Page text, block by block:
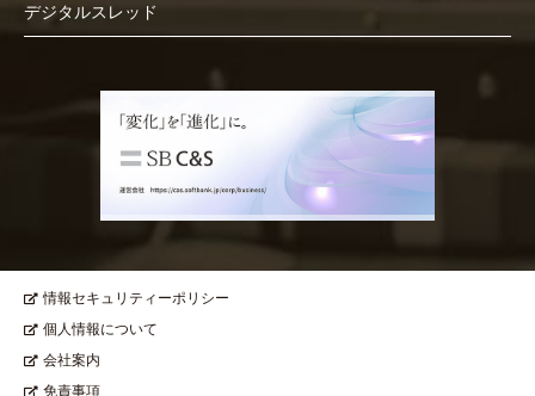
デジタルスレッド
情報セキュリティーポリシー
個人情報について
会社案内
免責事項